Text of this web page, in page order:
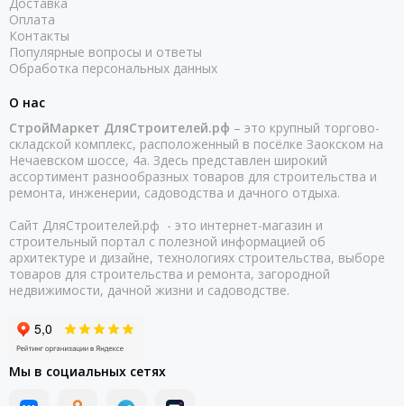
Оплата
Контакты
Популярные вопросы и ответы
Обработка персональных данных
О нас
СтройМаркет ДляСтроителей.рф – это крупный торгово-
складской комплекс, расположенный в посёлке Заокском на
Нечаевском шоссе, 4а. Здесь представлен широкий
ассортимент разнообразных товаров для строительства и
ремонта, инженерии, садоводства и дачного отдыха.
Сайт ДляСтроителей.рф - это интернет-магазин и
строительный портал с полезной информацией об
архитектуре и дизайне, технологиях строительства, выборе
товаров для строительства и ремонта, загородной
недвижимости, дачной жизни и садоводстве.
Мы в социальных сетях